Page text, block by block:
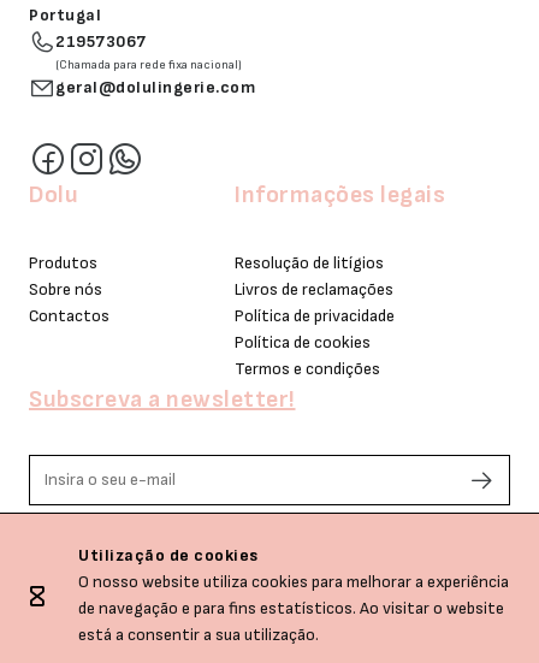
Portugal
219573067
(Chamada para rede fixa nacional)
geral@dolulingerie.com
Dolu
Produtos
Sobre nós
Contactos
Informações legais
Resolução de litígios
Livros de reclamações
Política de privacidade
Política de cookies
Termos e condições
Subscreva a newsletter!
Utilização de cookies
O nosso website utiliza cookies para melhorar a experiência
de navegação e para fins estatísticos. Ao visitar o website
está a consentir a sua utilização.